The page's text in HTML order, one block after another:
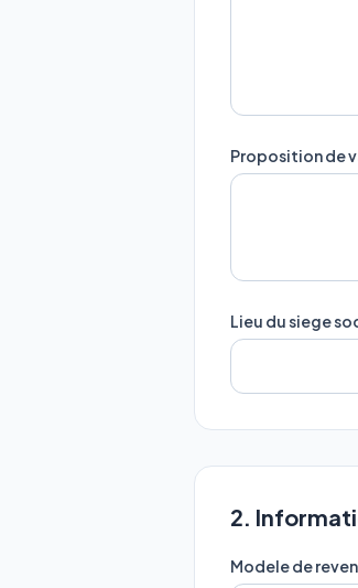
Proposition de
Lieu du siege
2.
Modele de